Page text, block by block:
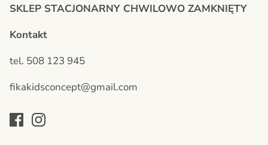
SKLEP STACJONARNY CHWILOWO ZAMKNIĘTY
Kontakt
tel. 508 123 945
fikakidsconcept@gmail.com